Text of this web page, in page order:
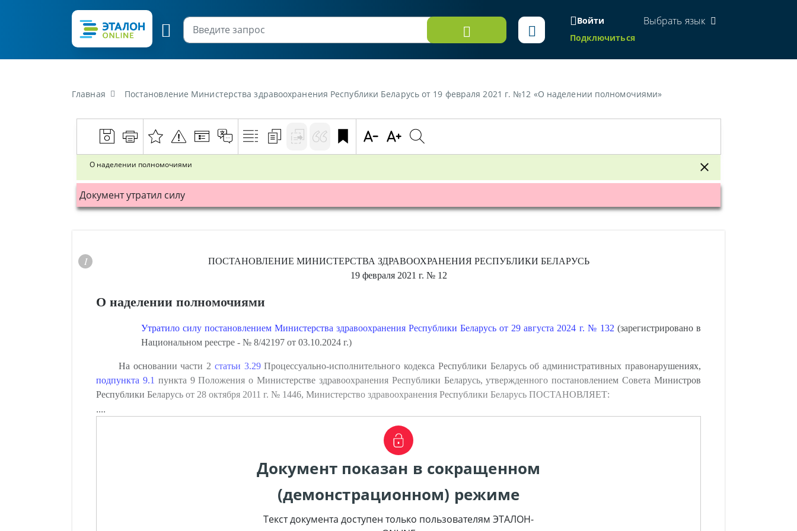
Войти
Подключиться
Выбрать язык
Главная Постановление Министерства здравоохранения Республики Беларусь от 19 февраля 2021 г. №12 «О наделении полномочиями»
О наделении полномочиями
Документ утратил силу
ПОСТАНОВЛЕНИЕ МИНИСТЕРСТВА ЗДРАВООХРАНЕНИЯ РЕСПУБЛИКИ БЕЛАРУСЬ
19 февраля 2021 г. № 12
О наделении полномочиями
Утратило силу постановлением Министерства здравоохранения Республики Беларусь от 29 августа 2024 г. № 132 (зарегистрировано в
Национальном реестре - № 8/42197 от 03.10.2024 г.)
На основании части 2 статьи 3.29Процессуально-исполнительного кодекса Республики Беларусь об административных правонарушениях,
подпункта 9.1 пункта 9 Положения о Министерстве здравоохранения Республики Беларусь, утвержденного постановлением Совета Министров
Республики Беларусь от 28 октября 2011 г. № 1446, Министерство здравоохранения Республики Беларусь ПОСТАНОВЛЯЕТ:
....
Документ показан в сокращенном
(демонстрационном) режиме
Текст документа доступен только пользователям ЭТАЛОН-